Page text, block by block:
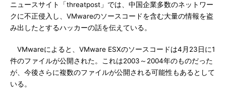
ニュースサイト「threatpost」では、中国企業多数のネットワー
クに不正侵入し、VMwareのソースコードを含む大量の情報を盗
み出したとするハッカーの話を伝えている。
VMwareによると、VMware ESXのソースコードは4月23日に1
件のファイルが公開された。これは2003～2004年のものだった
が、今後さらに複数のファイルが公開される可能性もあるとして
いる。